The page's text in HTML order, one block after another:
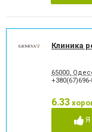
Клиника
65000,
+380(67)696-
6.33
Я